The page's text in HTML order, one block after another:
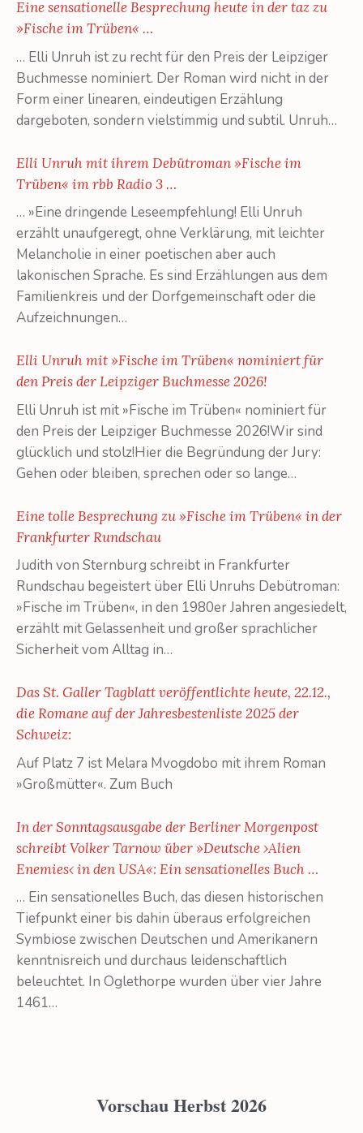
Eine sensationelle Besprechung heute in der taz zu
»Fische im Trüben« …
… Elli Unruh ist zu recht für den Preis der Leipziger
Buchmesse nominiert. Der Roman wird nicht in der
Form einer linearen, eindeutigen Erzählung
dargeboten, sondern vielstimmig und subtil. Unruh…
Elli Unruh mit ihrem Debütroman »Fische im
Trüben« im rbb Radio 3 …
… »Eine dringende Leseempfehlung! Elli Unruh
erzählt unaufgeregt, ohne Verklärung, mit leichter
Melancholie in einer poetischen aber auch
lakonischen Sprache. Es sind Erzählungen aus dem
Familienkreis und der Dorfgemeinschaft oder die
Aufzeichnungen…
Elli Unruh mit »Fische im Trüben« nominiert für
den Preis der Leipziger Buchmesse 2026!
Elli Unruh ist mit »Fische im Trüben« nominiert für
den Preis der Leipziger Buchmesse 2026!Wir sind
glücklich und stolz!Hier die Begründung der Jury:
Gehen oder bleiben, sprechen oder so lange…
Eine tolle Besprechung zu »Fische im Trüben« in der
Frankfurter Rundschau
Judith von Sternburg schreibt in Frankfurter
Rundschau begeistert über Elli Unruhs Debütroman:
»Fische im Trüben«, in den 1980er Jahren angesiedelt,
erzählt mit Gelassenheit und großer sprachlicher
Sicherheit vom Alltag in…
Das St. Galler Tagblatt veröffentlichte heute, 22.12.,
die Romane auf der Jahresbestenliste 2025 der
Schweiz:
Auf Platz 7 ist Melara Mvogdobo mit ihrem Roman
»Großmütter«. Zum Buch
In der Sonntagsausgabe der Berliner Morgenpost
schreibt Volker Tarnow über »Deutsche ›Alien
Enemies‹ in den USA«: Ein sensationelles Buch …
… Ein sensationelles Buch, das diesen historischen
Tiefpunkt einer bis dahin überaus erfolgreichen
Symbiose zwischen Deutschen und Amerikanern
kenntnisreich und durchaus leidenschaftlich
beleuchtet. In Oglethorpe wurden über vier Jahre
1461…
Vorschau Herbst 2026